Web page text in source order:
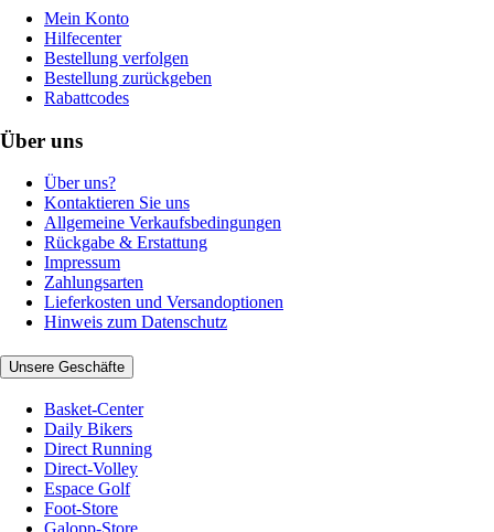
Mein Konto
Hilfecenter
Bestellung verfolgen
Bestellung zurückgeben
Rabattcodes
Über uns
Über uns?
Kontaktieren Sie uns
Allgemeine Verkaufsbedingungen
Rückgabe & Erstattung
Impressum
Zahlungsarten
Lieferkosten und Versandoptionen
Hinweis zum Datenschutz
Unsere Geschäfte
Basket-Center
Daily Bikers
Direct Running
Direct-Volley
Espace Golf
Foot-Store
Galopp-Store